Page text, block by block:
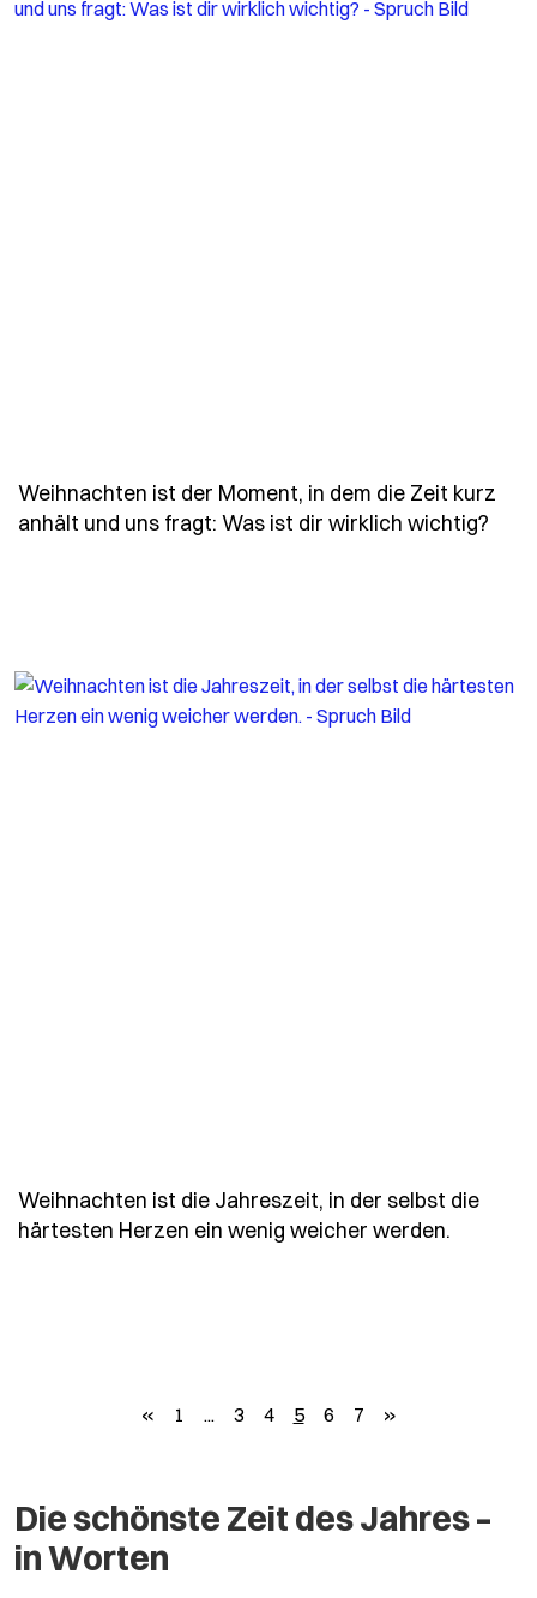
Weihnachten ist der Moment, in dem die Zeit kurz
anhält und uns fragt: Was ist dir wirklich wichtig?
Weihnachten ist die Jahreszeit, in der selbst die
härtesten Herzen ein wenig weicher werden.
«zurück
1 ... 3 4 5 6 7 »weiter
Die schönste Zeit des Jahres –
in Worten